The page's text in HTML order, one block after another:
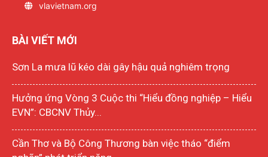
vlavietnam.org
BÀI VIẾT MỚI
Sơn La mưa lũ kéo dài gây hậu quả nghiêm trọng
Hưởng ứng Vòng 3 Cuộc thi “Hiểu đồng nghiệp – Hiểu
EVN”: CBCNV Thủy...
Cần Thơ và Bộ Công Thương bàn việc tháo “điểm